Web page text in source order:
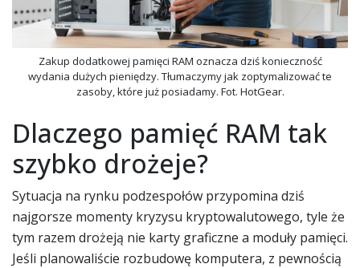
Zakup dodatkowej pamięci RAM oznacza dziś konieczność
wydania dużych pieniędzy. Tłumaczymy jak zoptymalizować te
zasoby, które już posiadamy. Fot. HotGear.
Dlaczego pamięć RAM tak
szybko drożeje?
Sytuacja na rynku podzespołów przypomina dziś
najgorsze momenty kryzysu kryptowalutowego, tyle że
tym razem drożeją nie karty graficzne a moduły pamięci.
Jeśli planowaliście rozbudowę komputera, z pewnością